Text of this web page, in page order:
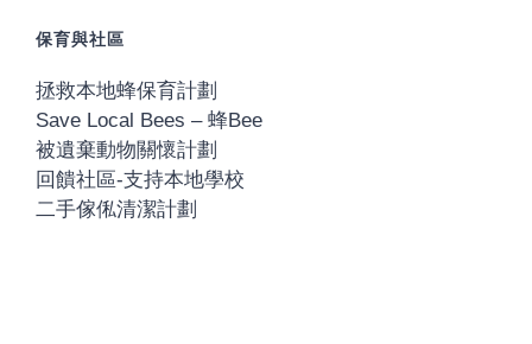
保育與社區
拯救本地蜂保育計劃
Save Local Bees – 蜂Bee
被遺棄動物關懷計劃
回饋社區-支持本地學校
二手傢俬清潔計劃